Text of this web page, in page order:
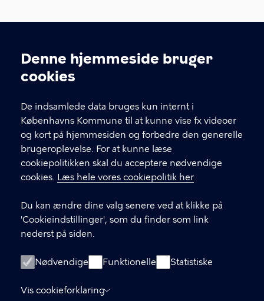
Cookieindstillinger
Denne hjemmeside bruger
cookies
De indsamlede data bruges kun internt i
Københavns Kommune til at kunne vise fx videoer
og kort på hjemmesiden og forbedre den generelle
brugeroplevelse. For at kunne læse
cookiepolitikken skal du acceptere nødvendige
cookies. Læs hele vores cookiepolitik her
Du kan ændre dine valg senere ved at klikke på
'Cookieindstillinger', som du finder som link
nederst på siden.
Nødvendige Funktionelle Statistiske
Vis cookieforklaring
lokaludvalg
De 12 lokaludvalg hører under
Økonomiforvaltningen. Hvert lokaludvalg har et
sekretariat placeret lokalt i bydelen.
KONTAKT
Københavns Kommune
København V
33 66 33 66
LINKS
Skriv til Borgerrepræsentationens Sekretariat